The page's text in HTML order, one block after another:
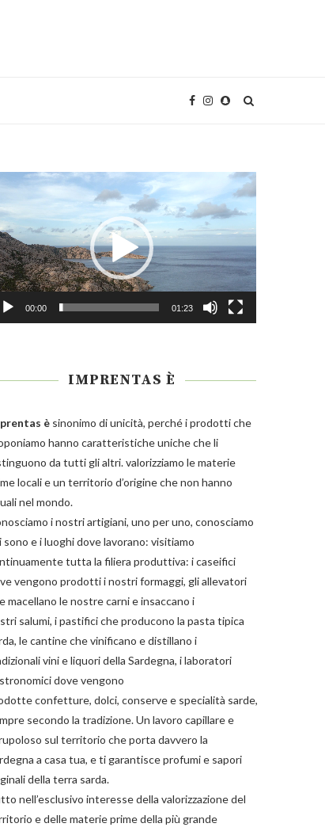
00:00 01:23
IMPRENTAS È
è sinonimo di unicità, perché i prodotti che
hanno caratteristiche uniche che li
da tutti gli altri. valorizziamo le materie
locali e un territorio d’origine che non hanno
nel mondo.
i nostri artigiani, uno per uno, conosciamo
sono e i luoghi dove lavorano: visitiamo
tutta la filiera produttiva: i caseifici
vengono prodotti i nostriformaggi, gli allevatori
macellano le nostrecarnie insaccano i
salumi, i pastifici che producono la pasta tipica
le cantine che vinificano e distillano i
vini e liquoridella Sardegna, i laboratori
dove vengono
confetture, dolci, conservee specialità sarde,
secondo la tradizione. Un lavoro capillare e
sul territorio che porta davvero la
a casa tua, e ti garantisce profumi e sapori
della terra sarda.
nell’esclusivo interesse della valorizzazione del
e delle materie prime della più grande